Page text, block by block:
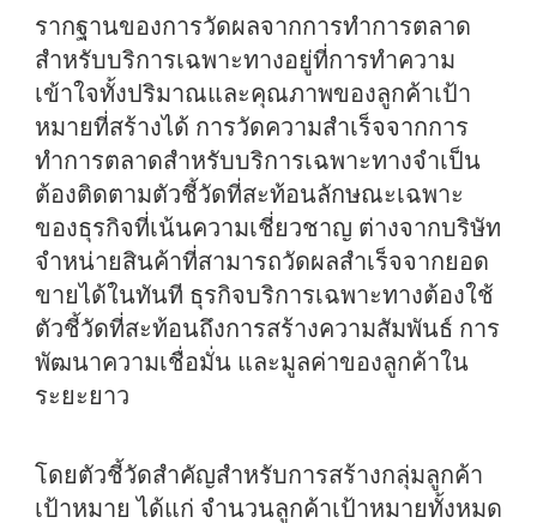
รากฐานของการวัดผลจากการทำการตลาด
สำหรับบริการเฉพาะทางอยู่ที่การทำความ
เข้าใจทั้งปริมาณและคุณภาพของลูกค้าเป้า
หมายที่สร้างได้ การวัดความสำเร็จจากการ
ทำการตลาดสำหรับบริการเฉพาะทางจำเป็น
ต้องติดตามตัวชี้วัดที่สะท้อนลักษณะเฉพาะ
ของธุรกิจที่เน้นความเชี่ยวชาญ ต่างจากบริษัท
จำหน่ายสินค้าที่สามารถวัดผลสำเร็จจากยอด
ขายได้ในทันที ธุรกิจบริการเฉพาะทางต้องใช้
ตัวชี้วัดที่สะท้อนถึงการสร้างความสัมพันธ์ การ
พัฒนาความเชื่อมั่น และมูลค่าของลูกค้าใน
ระยะยาว
โดยตัวชี้วัดสำคัญสำหรับการสร้างกลุ่มลูกค้า
เป้าหมาย ได้แก่ จำนวนลูกค้าเป้าหมายทั้งหมด